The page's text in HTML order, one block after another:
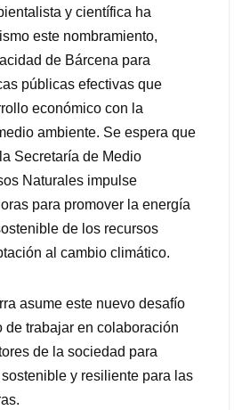
y científica ha
este nombramiento,
de Bárcena para
públicas efectivas que
económico con la
ambiente. Se espera que
Secretaría de Medio
Naturales impulse
para promover la energía
de los recursos
al cambio climático.
asume este nuevo desafío
de trabajar en colaboración
de la sociedad para
y resiliente para las